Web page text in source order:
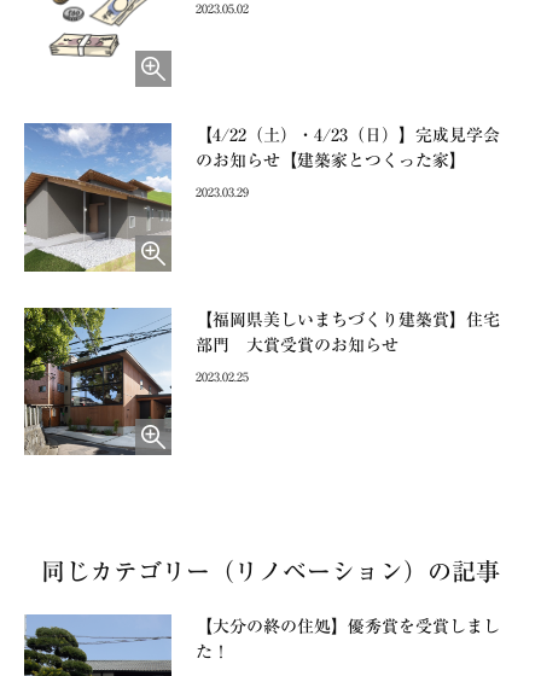
2023.05.02
【4/22（土）・4/23（日）】完成見学会
のお知らせ【建築家とつくった家】
2023.03.29
【福岡県美しいまちづくり建築賞】住宅
部門 大賞受賞のお知らせ
2023.02.25
同じカテゴリー（リノベーション）の記事
【大分の終の住処】優秀賞を受賞しまし
た！